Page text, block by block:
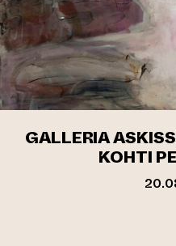
GALLERIA
KOHTI